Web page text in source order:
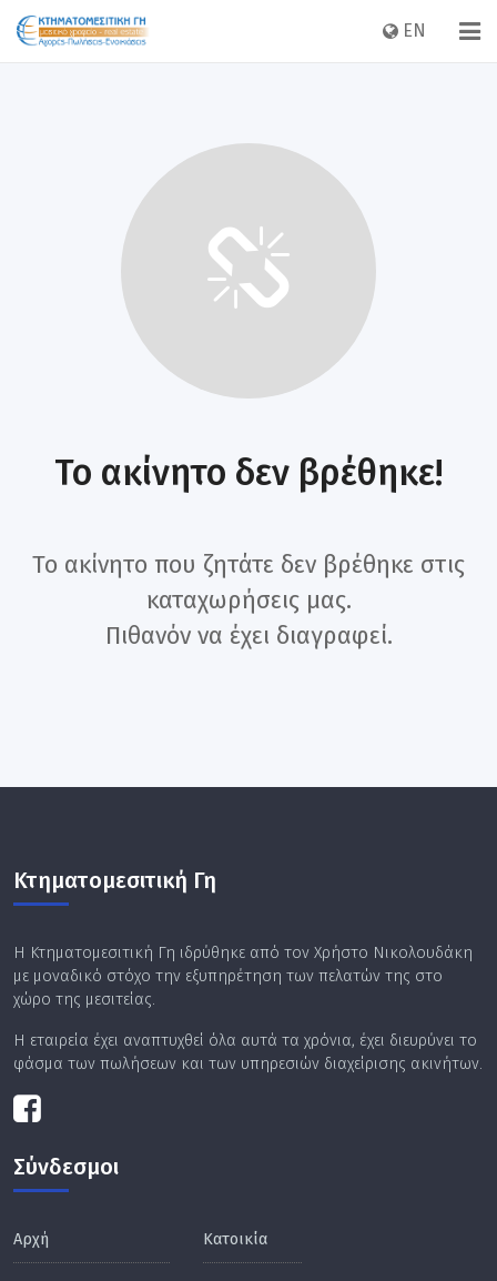
EN
Το ακίνητο δεν βρέθηκε!
Το ακίνητο που ζητάτε δεν βρέθηκε στις
καταχωρήσεις μας.
Πιθανόν να έχει διαγραφεί.
Κτηματομεσιτική Γη
Η Κτηματομεσιτική Γη ιδρύθηκε από τον Χρήστο Νικολουδάκη
με μοναδικό στόχο την εξυπηρέτηση των πελατών της στο
χώρο της μεσιτείας.
Η εταιρεία έχει αναπτυχθεί όλα αυτά τα χρόνια, έχει διευρύνει το
φάσμα των πωλήσεων και των υπηρεσιών διαχείρισης ακινήτων.
Σύνδεσμοι
Αρχή Κατοικία